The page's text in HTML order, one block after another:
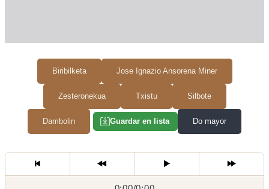
Biribilketa Jose Ignazio Ansorena Miner
Zesteronekua Txistu Silbote
Dambolin Guardar en lista Do mayor